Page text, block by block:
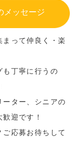
メッセージ
って仲良く・楽
も丁寧に行うの
ター、シニアの
迎です！
応募お待ちして